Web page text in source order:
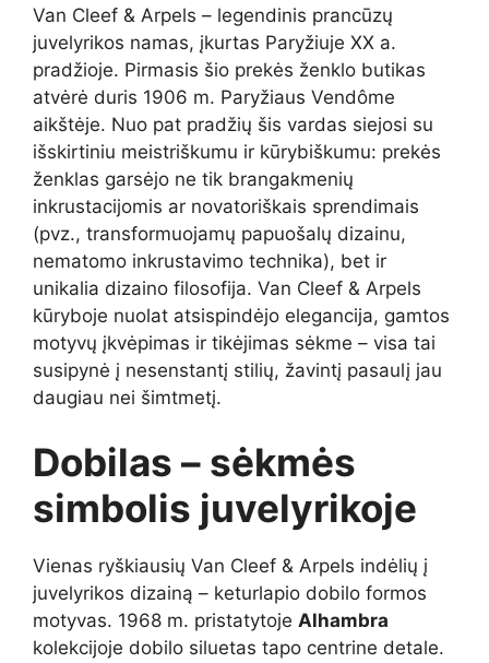
Van Cleef & Arpels – legendinis prancūzų
juvelyrikos namas, įkurtas Paryžiuje XX a.
pradžioje. Pirmasis šio prekės ženklo butikas
atvėrė duris 1906 m. Paryžiaus Vendôme
aikštėje. Nuo pat pradžių šis vardas siejosi su
išskirtiniu meistriškumu ir kūrybiškumu: prekės
ženklas garsėjo ne tik brangakmenių
inkrustacijomis ar novatoriškais sprendimais
(pvz., transformuojamų papuošalų dizainu,
nematomo inkrustavimo technika), bet ir
unikalia dizaino filosofija. Van Cleef & Arpels
kūryboje nuolat atsispindėjo elegancija, gamtos
motyvų įkvėpimas ir tikėjimas sėkme – visa tai
susipynė į nesenstantį stilių, žavintį pasaulį jau
daugiau nei šimtmetį.
Dobilas – sėkmės
simbolis juvelyrikoje
Vienas ryškiausių Van Cleef & Arpels indėlių į
juvelyrikos dizainą – keturlapio dobilo formos
motyvas. 1968 m. pristatytoje Alhambra
kolekcijoje dobilo siluetas tapo centrine detale.